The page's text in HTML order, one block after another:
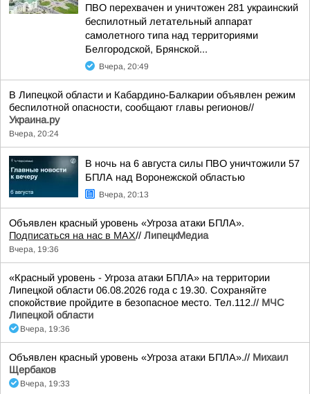
ПВО перехвачен и уничтожен 281 украинский
беспилотный летательный аппарат
самолетного типа над территориями
Белгородской, Брянской...
Вчера, 20:49
В Липецкой области и Кабардино-Балкарии объявлен режим
беспилотной опасности, сообщают главы регионов//
Украина.ру
Вчера, 20:24
В ночь на 6 августа силы ПВО уничтожили 57
БПЛА над Воронежской областью
Вчера, 20:13
Объявлен красный уровень «Угроза атаки БПЛА».
Подписаться на нас в МАХ// ЛипецкМедиа
Вчера, 19:36
«Красный уровень - Угроза атаки БПЛА» на территории
Липецкой области 06.08.2026 года с 19.30. Сохраняйте
спокойствие пройдите в безопасное место. Тел.112.// МЧС
Липецкой области
Вчера, 19:36
Объявлен красный уровень «Угроза атаки БПЛА».// Михаил
Щербаков
Вчера, 19:33